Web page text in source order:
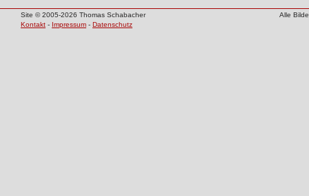
Site © 2005-2026 Thomas Schabacher
Alle
Kontakt - Impressum - Datenschutz